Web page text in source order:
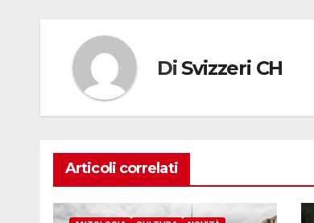
Di Svizzeri CH
Articoli correlati